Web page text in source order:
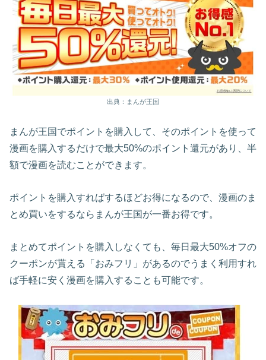
出典：まんが王国
まんが王国でポイントを購入して、そのポイントを使って
漫画を購入するだけで最大50%のポイント還元があり、半
額で漫画を読むことができます。
ポイントを購入すればするほどお得になるので、漫画のま
とめ買いをするならまんが王国が一番お得です。
まとめてポイントを購入しなくても、毎日最大50%オフの
クーポンが貰える「おみフリ」があるのでうまく利用すれ
ば手軽に安く漫画を購入することも可能です。